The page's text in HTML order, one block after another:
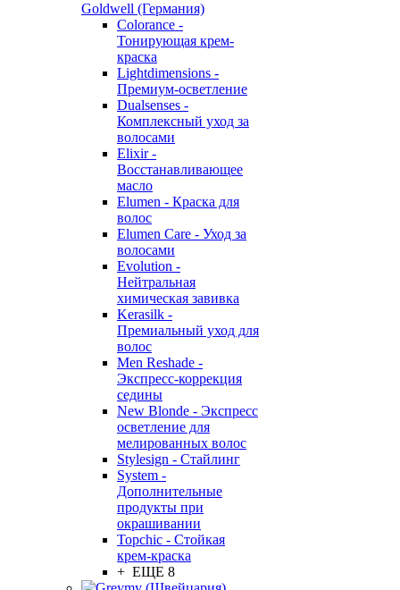
Goldwell (Германия)
Colorance -
Тонирующая крем-
краска
Lightdimensions -
Премиум-осветление
Dualsenses -
Комплексный уход за
волосами
Elixir -
Восстанавливающее
масло
Elumen - Краска для
волос
Elumen Care - Уход за
волосами
Evolution -
Нейтральная
химическая завивка
Kerasilk -
Премиальный уход для
волос
Men Reshade -
Экспресс-коррекция
седины
New Blonde - Экспресс
осветление для
мелированных волос
Stylesign - Стайлинг
System -
Дополнительные
продукты при
окрашивании
Topchic - Стойкая
крем-краска
+ ЕЩЕ 8